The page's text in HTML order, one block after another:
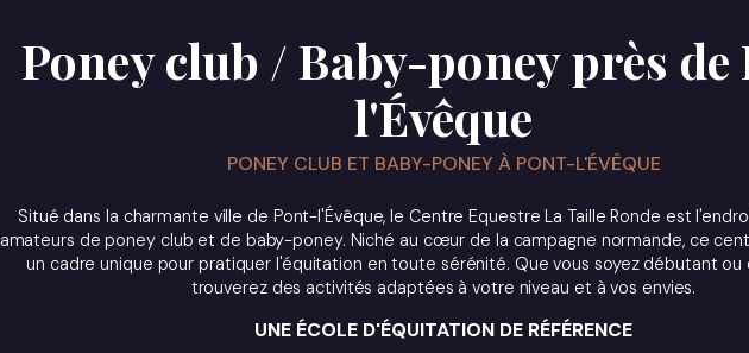
Poney club / Baby-poney près de
l'Évêque
PONEY CLUB ET BABY-PONEY À PONT-L'ÉVÊQUE
Situé dans la charmante ville de Pont-l'Évêque, le Centre Equestre La Taille Ronde est
amateurs de poney club et de baby-poney. Niché au cœur de la campagne normande, ce
un cadre unique pour pratiquer l'équitation en toute sérénité. Que vous soyez débutant ou
trouverez des activités adaptées à votre niveau et à vos envies.
UNE ÉCOLE D'ÉQUITATION DE RÉFÉRENCE